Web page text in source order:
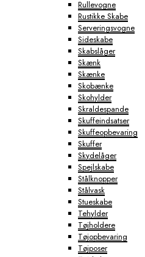
Rullevogne
Rustikke Skabe
Serveringsvogne
Sideskabe
Skabslåger
Skænk
Skænke
Skobænke
Skohylder
Skraldespande
Skuffeindsatser
Skuffeopbevaring
Skuffer
Skydelåger
Spejlskabe
Stålknopper
Stålvask
Stueskabe
Tehylder
Tøjholdere
Tøjopbevaring
Tøjposer